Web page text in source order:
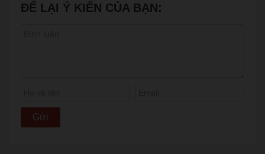
ĐỂ LẠI Ý KIẾN CỦA BẠN: